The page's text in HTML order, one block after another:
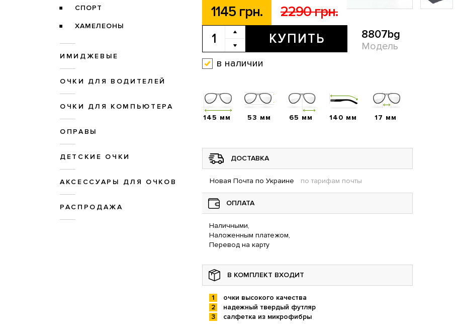
СПОРТ
ХАМЕЛЕОНЫ
ИМИДЖЕВЫЕ
ОЧКИ ДЛЯ ВОДИТЕЛЕЙ
ОЧКИ ДЛЯ КОМПЬЮТЕРА
ОПРАВЫ
ДЕТСКИЕ ОЧКИ
АКСЕССУАРЫ ДЛЯ ОЧКОВ
РАСПРОДАЖА
1145 грн. 2290 грн.
КУПИТЬ 8807bg
Модель
в наличии
145 мм
53 мм 65 мм 140 мм 17 мм
ДОСТАВКА
Новая Почта по Украине по тарифам почты
ОПЛАТА
Наличными,
Наложенным платежом,
Перевод на карту
В КОМПЛЕКТ ВХОДИТ
очки высокого качества
надежный твердый футляр
салфетка из микрофибры